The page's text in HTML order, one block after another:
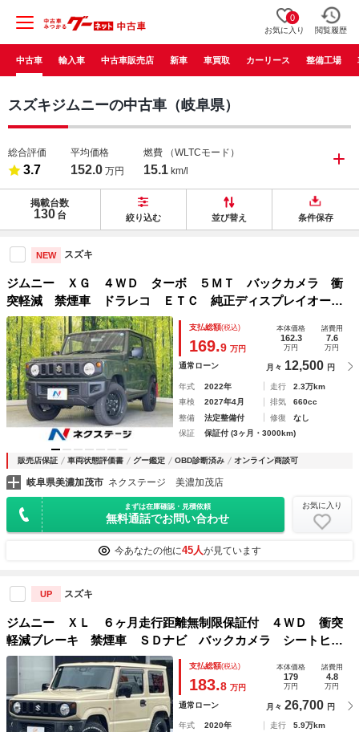
0
お気に入り 閲覧履歴
中古車 輸入車 中古車販売店 新車 車買取 カーリース 整備工場
スズキジムニーの中古車（岐阜県）
総合評価
3.7
平均価格
152.0 万円
燃費 （WLTCモード）
15.1 km/l
掲載台数
130 台 絞り込む 並び替え 条件保存
NEW スズキ
ジムニー ＸＧ ４ＷＤ ターボ ５ＭＴ バックカメラ 衝
突軽減 禁煙車 ドラレコ ＥＴＣ 純正ディスプレイオーデ
ィオ オートハイビーム 車線逸脱警報 オートライト Ｂｌ
ｕｅｔｏｏｔｈ再生
支払総額(税込)
169.9 万円
本体価格
162.3
万円
諸費用
7.6
万円
通常ローン 月々 12,500 円
年式 2022年 走行
2.3万km
車検
2027年4月 排気
660cc
整備
法定整備付 修復
なし
保証
保証付 (3ヶ月・3000km)
販売店保証 車両状態評価書 グー鑑定 OBD診断済み オンライン商談可
岐阜県美濃加茂市 ネクステージ 美濃加茂店
まずは在庫確認・見積依頼
無料通話でお問い合わせ
お気に入り
今あなたの他に45人が見ています
UP スズキ
ジムニー ＸＬ ６ヶ月走行距離無制限保証付 ４ＷＤ 衝突
軽減ブレーキ 禁煙車 ＳＤナビ バックカメラ シートヒー
タ ヒルディセントコントロール ブルートゥース フルセ
グ ＥＴＣ ドライブレコーダー ミュージックサーバ
支払総額(税込)
183.8 万円
本体価格
179
万円
諸費用
4.8
万円
通常ローン 月々 26,700 円
年式 2020年 走行
5.9万km